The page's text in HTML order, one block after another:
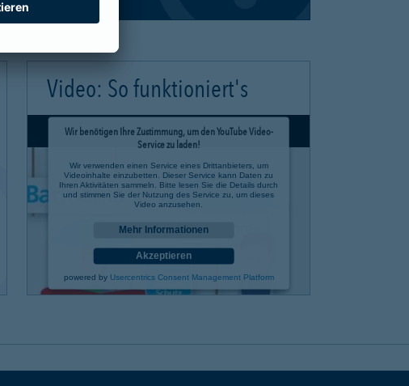
Video: So funktioniert's
Wir benötigen Ihre Zustimmung, um den YouTube Video-
Service zu laden!
Wir verwenden einen Service eines Drittanbieters, um
Videoinhalte einzubetten. Dieser Service kann Daten zu
Ihren Aktivitäten sammeln. Bitte lesen Sie die Details durch
und stimmen Sie der Nutzung des Service zu, um dieses
Video anzusehen.
Mehr Informationen
Akzeptieren
powered by Usercentrics Consent Management Platform